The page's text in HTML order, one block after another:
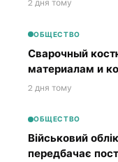
2 дня тому
ОБЩЕСТВО
Сварочный
материалам и
2 дня тому
ОБЩЕСТВО
Військовий
передбачає